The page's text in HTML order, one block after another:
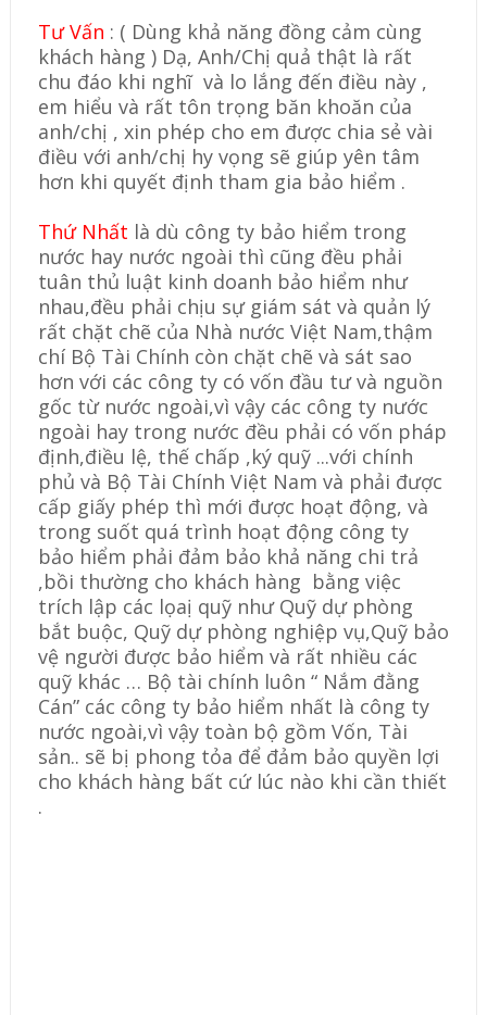
Tư Vấn : ( Dùng khả năng đồng cảm cùng
khách hàng ) Dạ, Anh/Chị quả thật là rất
chu đáo khi nghĩ và lo lắng đến điều này ,
em hiểu và rất tôn trọng băn khoăn của
anh/chị , xin phép cho em được chia sẻ vài
điều với anh/chị hy vọng sẽ giúp yên tâm
hơn khi quyết định tham gia bảo hiểm .
Thứ Nhất là dù công ty bảo hiểm trong
nước hay nước ngoài thì cũng đều phải
tuân thủ luật kinh doanh bảo hiểm như
nhau,đều phải chịu sự giám sát và quản lý
rất chặt chẽ của Nhà nước Việt Nam,thậm
chí Bộ Tài Chính còn chặt chẽ và sát sao
hơn với các công ty có vốn đầu tư và nguồn
gốc từ nước ngoài,vì vậy các công ty nước
ngoài hay trong nước đều phải có vốn pháp
định,điều lệ, thế chấp ,ký quỹ ...với chính
phủ và Bộ Tài Chính Việt Nam và phải được
cấp giấy phép thì mới được hoạt động, và
trong suốt quá trình hoạt động công ty
bảo hiểm phải đảm bảo khả năng chi trả
,bồi thường cho khách hàng bằng việc
trích lập các lọaị quỹ như Quỹ dự phòng
bắt buộc, Quỹ dự phòng nghiệp vụ,Quỹ bảo
vệ người được bảo hiểm và rất nhiều các
quỹ khác … Bộ tài chính luôn “ Nắm đằng
Cán” các công ty bảo hiểm nhất là công ty
nước ngoài,vì vậy toàn bộ gồm Vốn, Tài
sản.. sẽ bị phong tỏa để đảm bảo quyền lợi
cho khách hàng bất cứ lúc nào khi cần thiết
.